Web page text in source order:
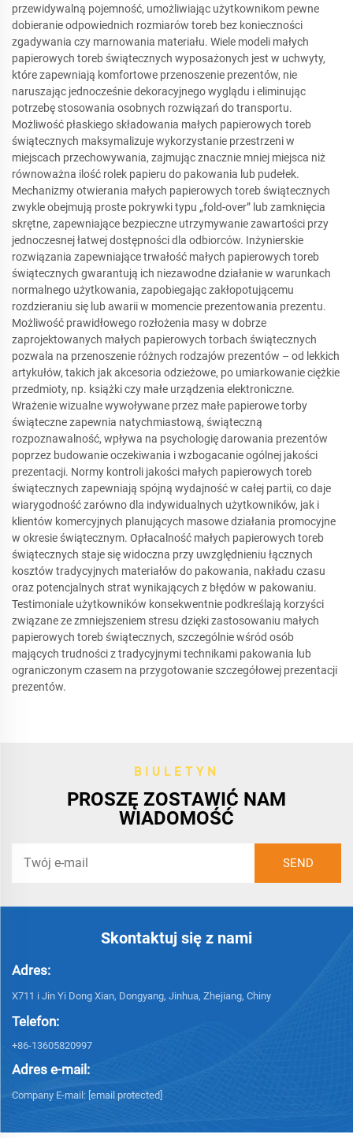
przewidywalną pojemność, umożliwiając użytkownikom pewne
dobieranie odpowiednich rozmiarów toreb bez konieczności
zgadywania czy marnowania materiału. Wiele modeli małych
papierowych toreb świątecznych wyposażonych jest w uchwyty,
które zapewniają komfortowe przenoszenie prezentów, nie
naruszając jednocześnie dekoracyjnego wyglądu i eliminując
potrzebę stosowania osobnych rozwiązań do transportu.
Możliwość płaskiego składowania małych papierowych toreb
świątecznych maksymalizuje wykorzystanie przestrzeni w
miejscach przechowywania, zajmując znacznie mniej miejsca niż
równoważna ilość rolek papieru do pakowania lub pudełek.
Mechanizmy otwierania małych papierowych toreb świątecznych
zwykle obejmują proste pokrywki typu „fold-over” lub zamknięcia
skrętne, zapewniające bezpieczne utrzymywanie zawartości przy
jednoczesnej łatwej dostępności dla odbiorców. Inżynierskie
rozwiązania zapewniające trwałość małych papierowych toreb
świątecznych gwarantują ich niezawodne działanie w warunkach
normalnego użytkowania, zapobiegając zakłopotującemu
rozdzieraniu się lub awarii w momencie prezentowania prezentu.
Możliwość prawidłowego rozłożenia masy w dobrze
zaprojektowanych małych papierowych torbach świątecznych
pozwala na przenoszenie różnych rodzajów prezentów – od lekkich
artykułów, takich jak akcesoria odzieżowe, po umiarkowanie ciężkie
przedmioty, np. książki czy małe urządzenia elektroniczne.
Wrażenie wizualne wywoływane przez małe papierowe torby
świąteczne zapewnia natychmiastową, świąteczną
rozpoznawalność, wpływa na psychologię darowania prezentów
poprzez budowanie oczekiwania i wzbogacanie ogólnej jakości
prezentacji. Normy kontroli jakości małych papierowych toreb
świątecznych zapewniają spójną wydajność w całej partii, co daje
wiarygodność zarówno dla indywidualnych użytkowników, jak i
klientów komercyjnych planujących masowe działania promocyjne
w okresie świątecznym. Opłacalność małych papierowych toreb
świątecznych staje się widoczna przy uwzględnieniu łącznych
kosztów tradycyjnych materiałów do pakowania, nakładu czasu
oraz potencjalnych strat wynikających z błędów w pakowaniu.
Testimoniale użytkowników konsekwentnie podkreślają korzyści
związane ze zmniejszeniem stresu dzięki zastosowaniu małych
papierowych toreb świątecznych, szczególnie wśród osób
mających trudności z tradycyjnymi technikami pakowania lub
ograniczonym czasem na przygotowanie szczegółowej prezentacji
prezentów.
BIULETYN
PROSZĘ ZOSTAWIĆ NAM
WIADOMOŚĆ
Skontaktuj się z nami
Adres:
X711 i Jin Yi Dong Xian, Dongyang, Jinhua, Zhejiang, Chiny
Telefon:
+86-13605820997
Adres e-mail:
Company E-mail: [email protected]